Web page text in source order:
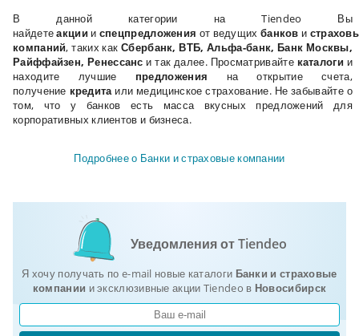
В данной категории на Tiendeo Вы
найдетеакции и спецпредложения от ведущих банков и
компаний, таких как Сбербанк, ВТБ, Альфа-банк, Банк Москвы,
Райффайзен, Ренессанс и так далее. Просматривайте каталоги и
находите лучшие предложения на открытиесчета,
получение кредитаили медицинскоестрахование. Не забывайте о
том, что у банков есть масса вкусных предложений для
корпоративных клиентов и бизнеса.
Подробнее о Банки и страховые компании
Уведомления от Tiendeo
Я хочу получать по e-mail новые каталоги Банки и страховые
компании и эксклюзивные акции Tiendeo в Новосибирск